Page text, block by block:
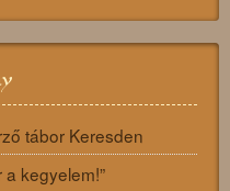
tábor Keresden
kegyelem!”